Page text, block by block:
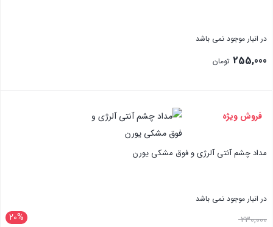
در انبار موجود نمی باشد
255,000 تومان
فروش ویژه
مداد چشم آنتی آلرژی و فوق مشکی یورن
در انبار موجود نمی باشد
20% 230,000قیمت